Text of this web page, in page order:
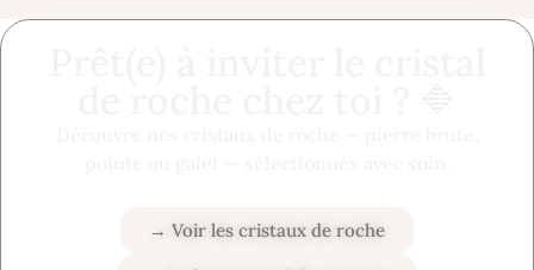
→ Voir les cristaux de roche